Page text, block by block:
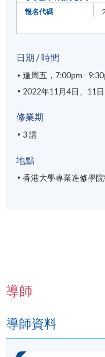
報名代碼
日期 / 時間
逢周五，7:00pm -
2022年11月4日、11
修業期
3 講
地點
香港大學專業進修學
導師
導師資料